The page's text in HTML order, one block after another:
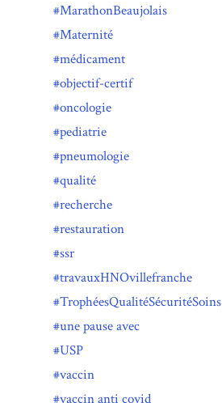
MarathonBeaujolais
Maternité
médicament
objectif-certif
oncologie
pediatrie
pneumologie
qualité
recherche
restauration
ssr
travauxHNOvillefranche
TrophéesQualitéSécuritéSoins
une pause avec
USP
vaccin
vaccin anti covid